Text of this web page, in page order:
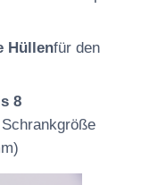
Hüllenfür den
8